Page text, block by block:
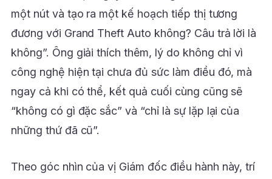
một nút và tạo ra một kế hoạch tiếp thị tương
đương với Grand Theft Auto không? Câu trả lời là
không”. Ông giải thích thêm, lý do không chỉ vì
công nghệ hiện tại chưa đủ sức làm điều đó, mà
ngay cả khi có thể, kết quả cuối cùng cũng sẽ
“không có gì đặc sắc” và “chỉ là sự lặp lại của
những thứ đã cũ”.
Theo góc nhìn của vị Giám đốc điều hành này, trí